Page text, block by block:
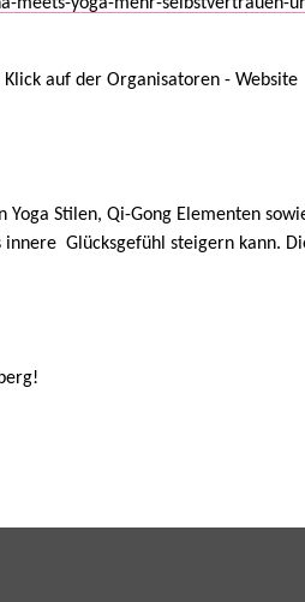
auf der Organisatoren - Website
Stilen, Qi-Gong Elementen
Glücksgefühl steigern kann.